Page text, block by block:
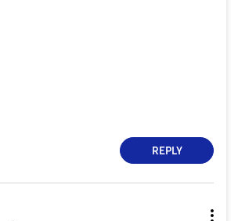
REPLY